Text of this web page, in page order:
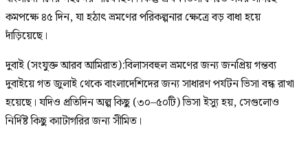
কমপক্ষে ৪৫ দিন, যা হঠাৎ ভ্রমণের পরিকল্পনার ক্ষেত্রে বড় বাধা হয়ে
দাঁড়িয়েছে।
দুবাই (সংযুক্ত আরব আমিরাত):বিলাসবহুল ভ্রমণের জন্য জনপ্রিয় গন্তব্য
দুবাইয়ে গত জুলাই থেকে বাংলাদেশিদের জন্য সাধারণ পর্যটন ভিসা বন্ধ রাখা
হয়েছে। যদিও প্রতিদিন অল্প কিছু (৩০–৫০টি) ভিসা ইস্যু হয়, সেগুলোও
নির্দিষ্ট কিছু ক্যাটাগরির জন্য সীমিত।